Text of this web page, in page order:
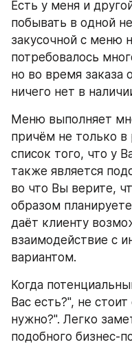
Есть у меня и
побывать в одной
закусочной с меню
потребовалось
но во время заказа
ничего нет в
Меню выполняет
причём не только в
список того, что у
также является
во что Вы верите,
образом
даёт клиенту
взаимодействие с
вариантом.
Когда
Вас есть?", не
нужно?". Легко
подобного бизнес-